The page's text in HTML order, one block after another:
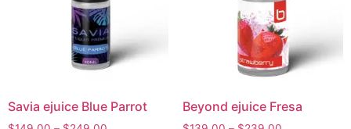
Savia ejuice Blue Parrot Beyond ejuice Fresa